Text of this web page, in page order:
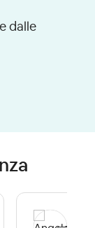
dalle